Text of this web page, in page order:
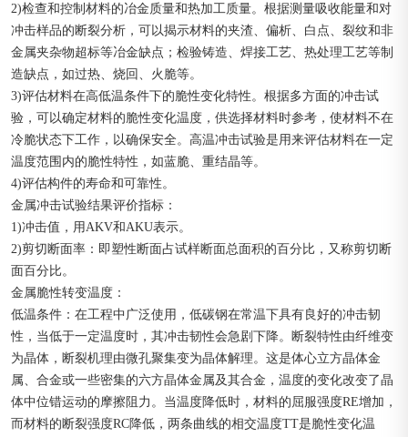
2)检查和控制材料的冶金质量和热加工质量。根据测量吸收能量和对
冲击样品的断裂分析，可以揭示材料的夹渣、偏析、白点、裂纹和非
金属夹杂物超标等冶金缺点；检验铸造、焊接工艺、热处理工艺等制
造缺点，如过热、烧回、火脆等。
3)评估材料在高低温条件下的脆性变化特性。根据多方面的冲击试
验，可以确定材料的脆性变化温度，供选择材料时参考，使材料不在
冷脆状态下工作，以确保安全。高温冲击试验是用来评估材料在一定
温度范围内的脆性特性，如蓝脆、重结晶等。
4)评估构件的寿命和可靠性。
金属冲击试验结果评价指标：
1)冲击值，用AKV和AKU表示。
2)剪切断面率：即塑性断面占试样断面总面积的百分比，又称剪切断
面百分比。
金属脆性转变温度：
低温条件：在工程中广泛使用，低碳钢在常温下具有良好的冲击韧
性，当低于一定温度时，其冲击韧性会急剧下降。断裂特性由纤维变
为晶体，断裂机理由微孔聚集变为晶体解理。这是体心立方晶体金
属、合金或一些密集的六方晶体金属及其合金，温度的变化改变了晶
体中位错运动的摩擦阻力。当温度降低时，材料的屈服强度RE增加，
而材料的断裂强度RC降低，两条曲线的相交温度TT是脆性变化温